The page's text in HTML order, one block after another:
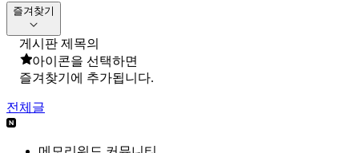
즐겨찾기
게시판 제목의
아이콘을 선택하면
즐겨찾기에 추가됩니다.
전체글